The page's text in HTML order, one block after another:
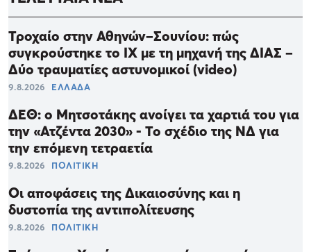
Τροχαίο στην Αθηνών–Σουνίου: πώς
συγκρούστηκε το ΙΧ με τη μηχανή της ΔΙΑΣ –
Δύο τραυματίες αστυνομικοί (video)
9.8.2026 ΕΛΛΑΔΑ
ΔΕΘ: ο Μητσοτάκης ανοίγει τα χαρτιά του για
την «Ατζέντα 2030» - Το σχέδιο της ΝΔ για
την επόμενη τετραετία
9.8.2026 ΠΟΛΙΤΙΚΗ
Οι αποφάσεις της Δικαιοσύνης και η
δυστοπία της αντιπολίτευσης
9.8.2026 ΠΟΛΙΤΙΚΗ